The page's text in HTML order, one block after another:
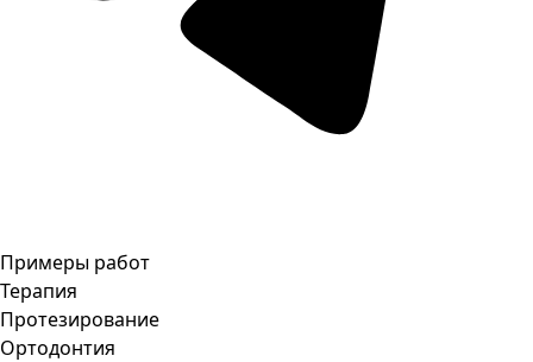
Примеры работ
Терапия
Протезирование
Ортодонтия